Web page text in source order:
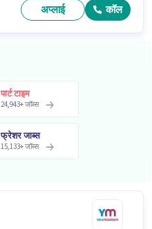
अप्लाई कॉल
पार्ट टाइम
24,943+जॉब्स
फ्रेशर जाब्स
15,133+जॉब्स